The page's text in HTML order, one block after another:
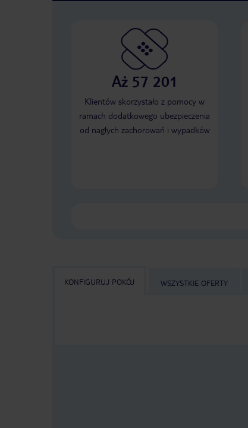
Aż 57 201
Klientów skorzystało z pomocy w
ramach dodatkowego ubezpieczenia
od nagłych zachorowań i wypadków
KONFIGURUJ POKÓJ WSZYSTKIE OFERTY